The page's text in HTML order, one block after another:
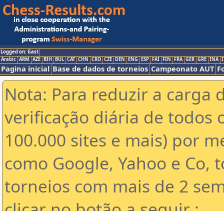
Logged on: Gast
Arabic ARM AZE BIH BUL CAT CHN CRO CZE DEN ENG ESP FAI FIN FRA GER GRE INA
Pagina inicial Base de dados de torneios Campeonato AUT
Nota: Para reduzir a carga
verificação diária de todos
100.000 sites e mais) por
como Google, Yahoo e Co,
torneios com mais de 2